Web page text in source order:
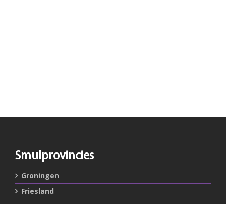
Smulprovincies
Groningen
Friesland